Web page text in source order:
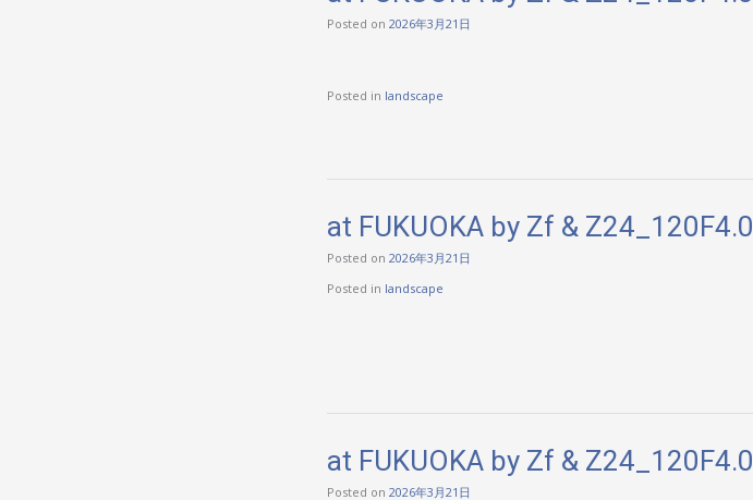
Posted on 2026年3月21日
Posted in landscape
at FUKUOKA by Zf & Z24_120F4.0
Posted on 2026年3月21日
Posted in landscape
at FUKUOKA by Zf & Z24_120F4.0
Posted on 2026年3月21日